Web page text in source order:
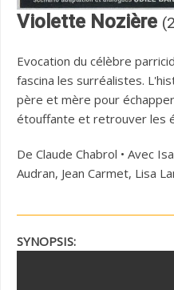
Violette Nozière
Evocation du célèbre
fascina les surréalistes.
père et mère pour
étouffante et retrouver les
De Claude Chabrol • Avec
Audran, Jean Carmet, Lisa
SYNOPSIS: